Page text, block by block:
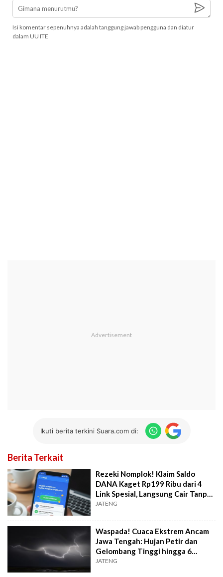
Isi komentar sepenuhnya adalah tanggung jawab pengguna dan diatur
dalam UU ITE
Ikuti berita terkini Suara.com di:
Berita Terkait
Rezeki Nomplok! Klaim Saldo
DANA Kaget Rp199 Ribu dari 4
Link Spesial, Langsung Cair Tanpa
Ribet!
JATENG
Waspada! Cuaca Ekstrem Ancam
Jawa Tengah: Hujan Petir dan
Gelombang Tinggi hingga 6
Meter
JATENG